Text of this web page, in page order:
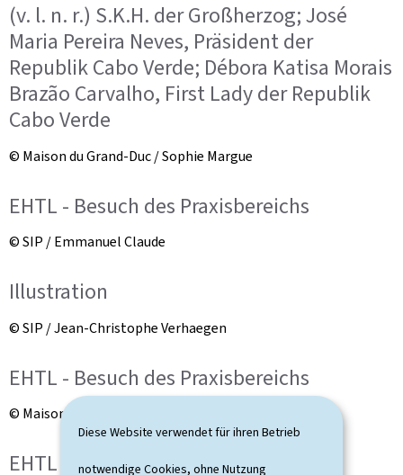
Diese Website verwendet für ihren Betrieb
notwendige Cookies, ohne Nutzung
(v. l. n. r.) S.K.H. der Großherzog; José
Maria Pereira Neves, Präsident der
Republik Cabo Verde; Débora Katisa Morais
Brazão Carvalho, First Lady der Republik
Cabo Verde
© Maison du Grand-Duc / Sophie Margue
EHTL - Besuch des Praxisbereichs
© SIP / Emmanuel Claude
Illustration
© SIP / Jean-Christophe Verhaegen
EHTL - Besuch des Praxisbereichs
© Maison du Grand-Duc / Sophie Margue
EHTL - Besuch des Praxisbereichs